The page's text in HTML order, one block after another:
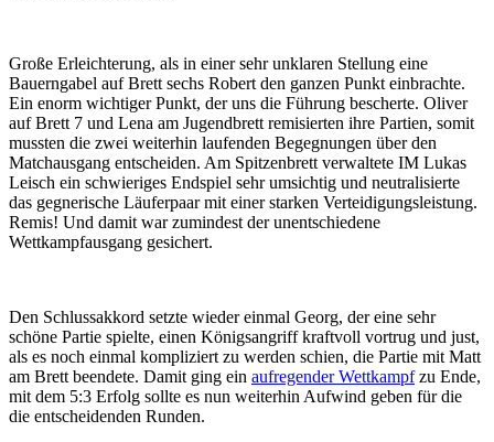
Große Erleichterung, als in einer sehr unklaren Stellung eine
Bauerngabel auf Brett sechs Robert den ganzen Punkt einbrachte.
Ein enorm wichtiger Punkt, der uns die Führung bescherte. Oliver
auf Brett 7 und Lena am Jugendbrett remisierten ihre Partien, somit
mussten die zwei weiterhin laufenden Begegnungen über den
Matchausgang entscheiden. Am Spitzenbrett verwaltete IM Lukas
Leisch ein schwieriges Endspiel sehr umsichtig und neutralisierte
das gegnerische Läuferpaar mit einer starken Verteidigungsleistung.
Remis! Und damit war zumindest der unentschiedene
Wettkampfausgang gesichert.
Den Schlussakkord setzte wieder einmal Georg, der eine sehr
schöne Partie spielte, einen Königsangriff kraftvoll vortrug und just,
als es noch einmal kompliziert zu werden schien, die Partie mit Matt
am Brett beendete. Damit ging ein aufregender Wettkampfzu Ende,
mit dem 5:3 Erfolg sollte es nun weiterhin Aufwind geben für die
die entscheidenden Runden.